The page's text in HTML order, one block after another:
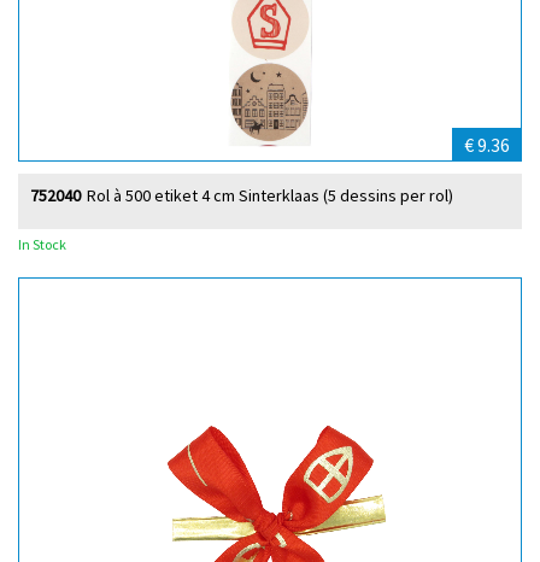
€ 9.36
Rol à 500 etiket 4 cm Sinterklaas (5 dessins per rol)
752040
In Stock